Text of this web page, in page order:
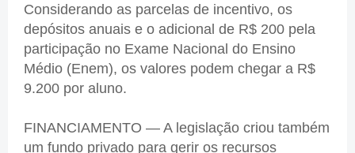
Considerando as parcelas de incentivo, os
depósitos anuais e o adicional de R$ 200 pela
participação no Exame Nacional do Ensino
Médio (Enem), os valores podem chegar a R$
9.200 por aluno.
FINANCIAMENTO — A legislação criou também
um fundo privado para gerir os recursos